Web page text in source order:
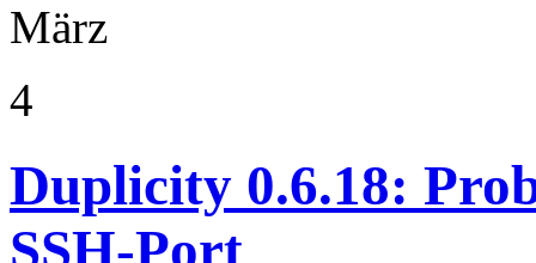
März
4
Duplicity 0.6.18:
SSH-Port